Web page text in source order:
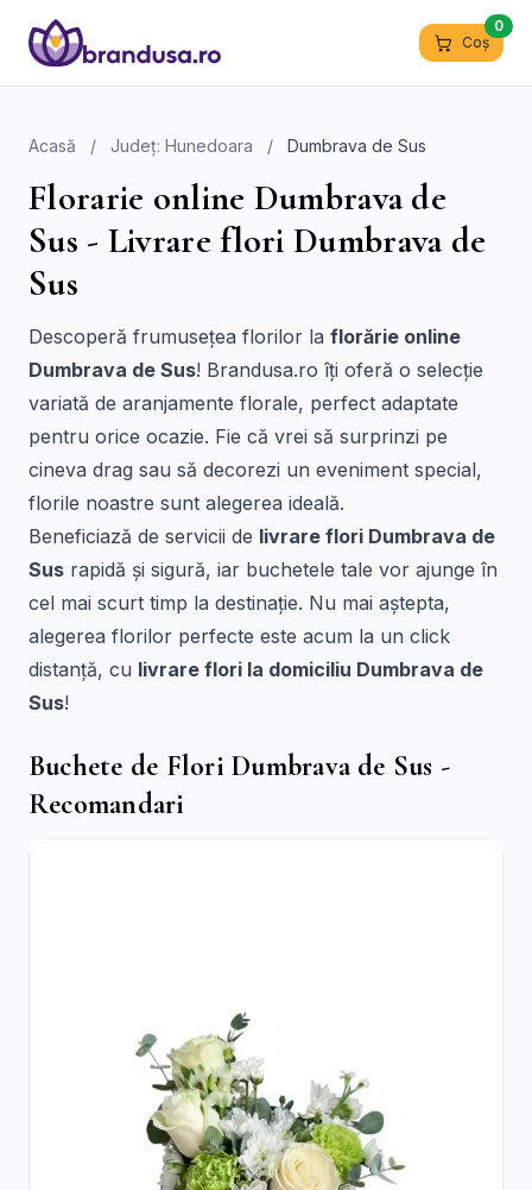
Coș
0
Acasă / Județ: Hunedoara / Dumbrava de Sus
Florarie online Dumbrava de
Sus - Livrare flori Dumbrava de
Sus
Descoperă frumusețea florilor la florărie online
Dumbrava de Sus! Brandusa.ro îți oferă o selecție
variată de aranjamente florale, perfect adaptate
pentru orice ocazie. Fie că vrei să surprinzi pe
cineva drag sau să decorezi un eveniment special,
florile noastre sunt alegerea ideală.
Beneficiază de servicii de livrare flori Dumbrava de
Sus rapidă și sigură, iar buchetele tale vor ajunge în
cel mai scurt timp la destinație. Nu mai aștepta,
alegerea florilor perfecte este acum la un click
distanță, cu livrare flori la domiciliu Dumbrava de
Sus!
Buchete de Flori Dumbrava de Sus -
Recomandari